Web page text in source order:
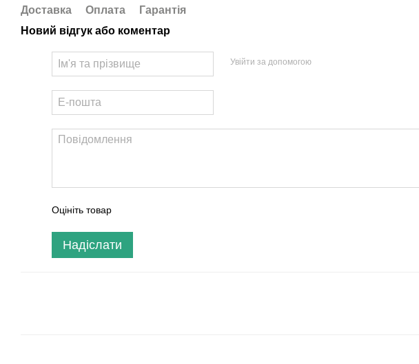
Доставка Оплата
Гарантія
Новий відгук або коментар
Увійти за допомогою
Оцініть товар
Надіслати